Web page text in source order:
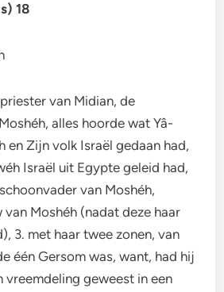
18
van Midian, de
alles hoorde wat Yâ-
en Zijn volk Israël gedaan had,
Israël uit Egypte geleid had,
van Moshéh,
Moshéh (nadat deze haar
3. met haar twee zonen, van
één Gersom was, want, had hij
vreemdeling geweest in een